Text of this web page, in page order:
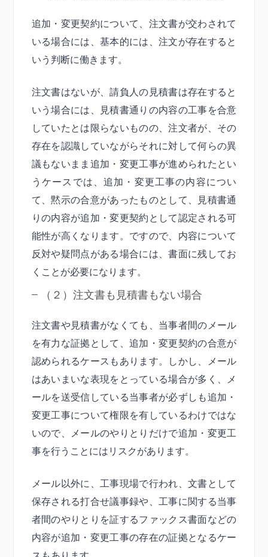
追加・変更契約について、注文書が交わされて
いる場合には、基本的には、注文が存在すると
いう判断に働きます。
注文書はないが、請負人の見積書は存在すると
いう場合には、見積書通りの内容の工事を合意
していたとは限らないものの、注文者が、その
存在を認識していながらそれに対して何らの異
議もないまま追加・変更工事が進められたとい
うケースでは、追加・変更工事の内容につい
て、黙示の合意があったものとして、見積書通
りの内容が追加・変更契約として認定される可
能性が高くなります。ですので、内容について
反対や疑問点がある場合には、書面に残してお
くことが必要になります。
（２）注文書も見積書もない場合
注文書や見積書がなくても、当事者間のメール
を有力な証拠として、追加・変更契約の合意が
認められるケースもあります。しかし、メール
はあいまいな表現をとっている場合が多く、メ
ールを送受信している当事者が必ずしも追加・
変更工事について権限を有しているわけではな
いので、メールのやりとりだけで追加・変更工
事を行うことにはリスクがあります。
メール以外に、工事現場で行われ、文書として
保存される打合せ議事録や、工事に関する当事
者間のやりとりを証するファックス書面などの
内容が追加・変更工事の存在の証拠となるケー